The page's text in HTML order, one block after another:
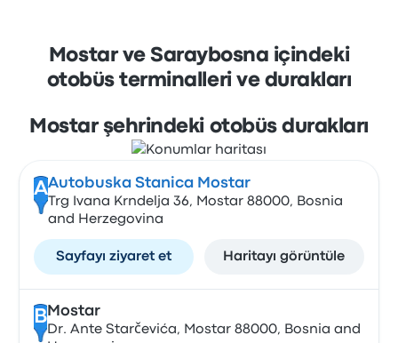
Mostar ve Saraybosna içindeki
otobüs terminalleri ve durakları
Mostar şehrindeki otobüs durakları
AAutobuska Stanica Mostar
Trg Ivana Krndelja 36, Mostar 88000, Bosnia
and Herzegovina
Sayfayı ziyaret et Haritayı görüntüle
B Mostar
Dr. Ante Starčevića, Mostar 88000, Bosnia and